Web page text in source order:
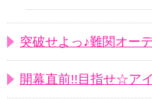
突破せよっ♪難関オー
開幕直前!!目指せ☆ア